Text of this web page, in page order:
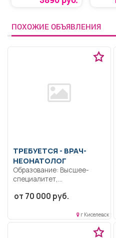
ПОХОЖИЕ ОБЪЯВЛЕНИЯ
ТРЕБУЕТСЯ - ВРАЧ-
НЕОНАТОЛОГ
Образование: Высшее-
специалитет,
Ответственность.
Дисциплинированность..
Выполнение должностных
обязанностей согласно...
от 70 000 руб.
г Киселевск